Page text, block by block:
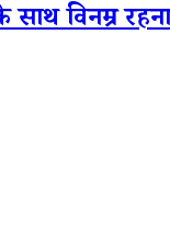
विनम्र